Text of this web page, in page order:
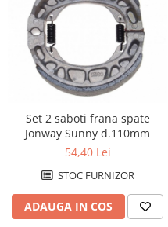
Kit rulmenti ghidon
Scarite
Suport/Suruburi/Piulite/Cleme
Senzor
Suruburi si capace motor
Set 2 saboti frana spate
Jonway Sunny d.110mm
54,40 Lei
STOC FURNIZOR
ADAUGA IN COS